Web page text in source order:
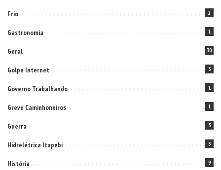
Frio 2
Gastronomia 1
Geral 30
Golpe Internet 3
Governo Trabalhando 1
Greve Caminhoneiros 1
Guerra 3
Hidrelétrica Itapebi 3
História 9